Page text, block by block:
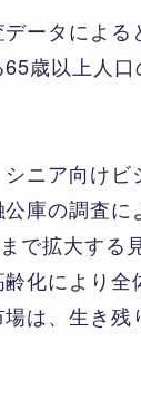
ータによる
65歳以上人
ニア向けビ
公庫の調査
で拡大する
化により全
は、生き